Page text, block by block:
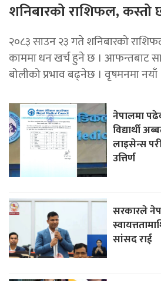
शनिबारको राशिफल,
२०८३ साउन २३ गते शनिबारको
काममा धन खर्च हुने छ । आफन्तबाट
बोलीको प्रभाव बढ्नेछ । वृषमनमा नयाँ
नेपालमा
विद्यार्थी
लाइसेन्स
उत्तिर्ण
सरकारले
सांसद राई